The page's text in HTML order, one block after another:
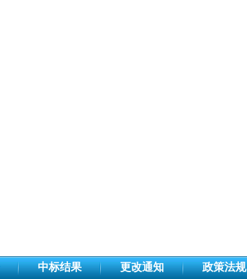
中标结果 更改通知 政策法规